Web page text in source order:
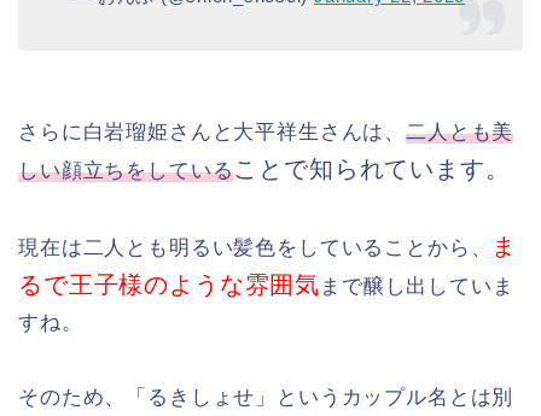
さらに白岩瑠姫さんと大平祥生さんは、二人とも美
しい顔立ちをしていることで知られています。
現在は二人とも明るい髪色をしていることから、
ま
るで王子様のような雰囲気 まで醸し出していま
すね。
そのため、「るきしょせ」というカップル名とは別